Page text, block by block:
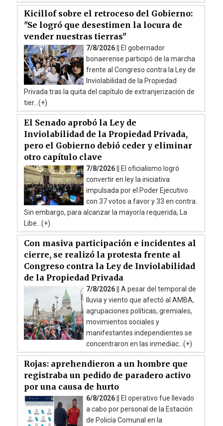
Kicillof sobre el retroceso del Gobierno:
"Se logró que desestimen la locura de
vender nuestras tierras"
7/8/2026 ||
El gobernador
bonaerense participó de la marcha
frente al Congreso contra la Ley de
Inviolabilidad de la Propiedad
Privada tras la quita del capítulo de extranjerización de
tier...(+)
El Senado aprobó la Ley de
Inviolabilidad de la Propiedad Privada,
pero el Gobierno debió ceder y eliminar
otro capítulo clave
7/8/2026 ||
El oficialismo logró
convertir en ley la iniciativa
impulsada por el Poder Ejecutivo
con 37 votos a favor y 33 en contra.
Sin embargo, para alcanzar la mayoría requerida, La
Libe...(+)
Con masiva participación e incidentes al
cierre, se realizó la protesta frente al
Congreso contra la Ley de Inviolabilidad
de la Propiedad Privada
7/8/2026 || A pesar del temporal de
lluvia y viento que afectó al AMBA,
agrupaciones políticas, gremiales,
movimientos sociales y
manifestantes independientes se
concentraron en las inmediac...(+)
Rojas: aprehendieron a un hombre que
registraba un pedido de paradero activo
por una causa de hurto
6/8/2026 ||
El operativo fue llevado
a cabo por personal de la Estación
de Policía Comunal en la